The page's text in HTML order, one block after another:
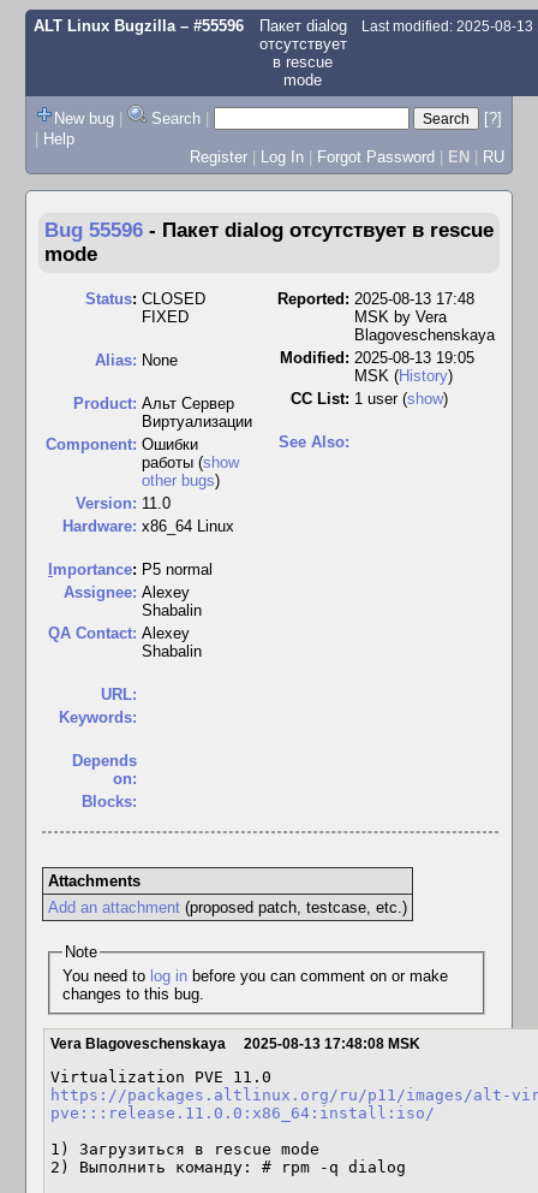
ALT Linux Bugzilla– #55596
Пакет dialog
отсутствует
в rescue
mode
Last modified: 2025-08-13
New bug | Search |
[?]
| Help
Register | Log In | Forgot Password | EN | RU
Bug 55596 - Пакет dialog отсутствует в rescue
mode
Status: CLOSED
FIXED
Alias: None
Product: Альт Сервер
Виртуализации
Component: Ошибки
работы (show
other bugs)
Version: 11.0
Hardware: x86_64 Linux
mportance: P5 normal
Assignee: Alexey
Shabalin
QA Contact: Alexey
Shabalin
URL:
Keywords:
Depends
on:
Blocks:
Reported: 2025-08-13 17:48
MSK by Vera
Blagoveschenskaya
Modified: 2025-08-13 19:05
MSK (History)
CC List: 1 user (show)
See Also:
Attachments
Add an attachment(proposed patch, testcase, etc.)
Note
You need to log inbefore you can comment on or make
changes to this bug.
Vera Blagoveschenskaya 2025-08-13 17:48:08 MSK
https://packages.altlinux.org/ru/p11/images/alt-
pve:::release.11.0.0:x86_64:install:iso/
1) Загрузиться в rescue mode
2) Выполнить команду: # rpm -q dialog